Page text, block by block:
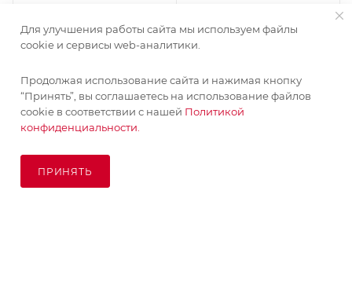
Для улучшения работы сайта мы используем файлы
cookie и сервисы web-аналитики.
Продолжая использование сайта и нажимая кнопку
“Принять”, вы соглашаетесь на использование файлов
cookie в соответствии с нашей Политикой
конфиденциальности.
ПРИНЯТЬ